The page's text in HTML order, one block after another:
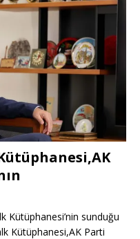
Kütüphanesi’nin sunduğu
Kütüphanesi,AK Parti